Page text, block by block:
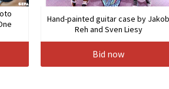
Hand-painted guitar case by Jakob
Reh and Sven Liesy
Bid now